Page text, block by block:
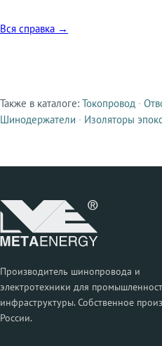
Вся справка →
Смежные продукты
Также в каталоге: Токопровод ·
Шинодержатели · Изоляторы
Производитель шинопровода и
электротехники для
инфраструктуры. Собственное
России.